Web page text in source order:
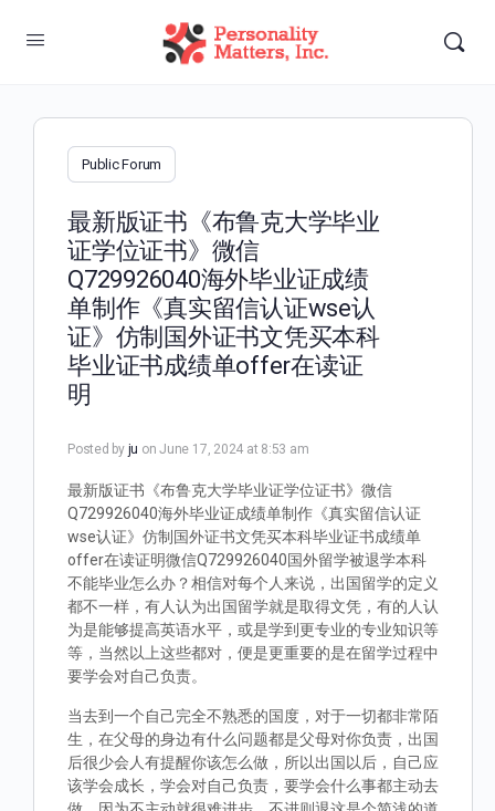
Public Forum
最新版证书《布鲁克大学毕业
证学位证书》微信
Q729926040海外毕业证成绩
单制作《真实留信认证wse认
证》仿制国外证书文凭买本科
毕业证书成绩单offer在读证
明
Posted by ju on June 17, 2024 at 8:53 am
最新版证书《布鲁克大学毕业证学位证书》微信
Q729926040海外毕业证成绩单制作《真实留信认证
wse认证》仿制国外证书文凭买本科毕业证书成绩单
offer在读证明微信Q729926040国外留学被退学本科
不能毕业怎么办？相信对每个人来说，出国留学的定义
都不一样，有人认为出国留学就是取得文凭，有的人认
为是能够提高英语水平，或是学到更专业的专业知识等
等，当然以上这些都对，便是更重要的是在留学过程中
要学会对自己负责。
当去到一个自己完全不熟悉的国度，对于一切都非常陌
生，在父母的身边有什么问题都是父母对你负责，出国
后很少会人有提醒你该怎么做，所以出国以后，自己应
该学会成长，学会对自己负责，要学会什么事都主动去